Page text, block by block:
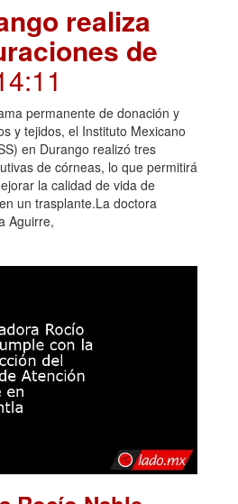
realiza
de
permanente de donación y
y tejidos, el Instituto Mexicano
en Durango realizó tres
de córneas, lo que permitirá
la calidad de vida de
un trasplante.La doctora
Aguirre,